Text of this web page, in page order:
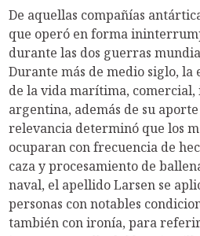
De aquellas compañías
que operó en forma
durante las dos guerras
Durante más de medio siglo,
de la vida marítima,
argentina, además de su
relevancia determinó que los
ocuparan con frecuencia de
caza y procesamiento de
naval, el apellido Larsen se
personas con notables
también con ironía, para